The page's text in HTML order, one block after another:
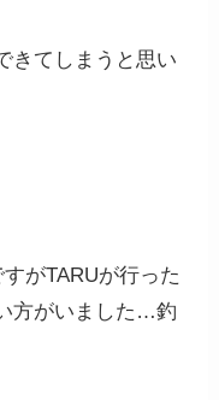
きてしまうと思い
がTARUが行った
方がいました…釣